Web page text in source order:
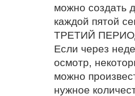
можно создать
каждой пятой
ТРЕТИЙ
Если через
осмотр,
можно
нужное